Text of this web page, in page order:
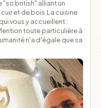
british" alliant un
et de bois.La cuisine
vous y accueillent :
toute particulière à
n'a d'égale que sa